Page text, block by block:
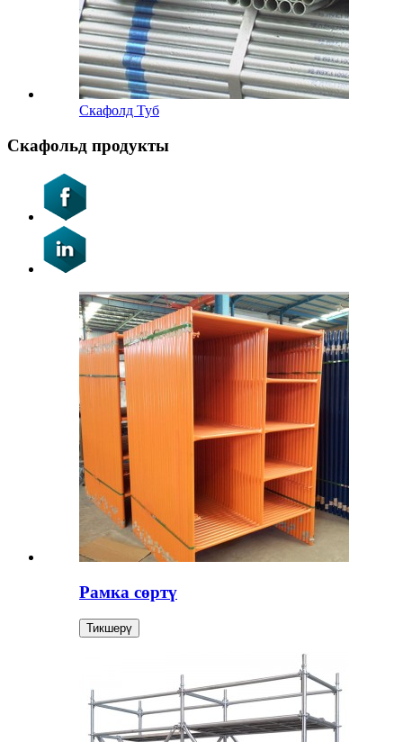
Скафолд Туб
Скафольд продукты
Рамка сөртү
Тикшерү